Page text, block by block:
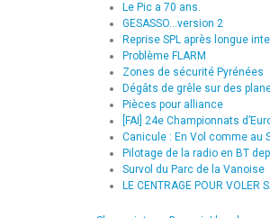
Le Pic a 70 ans.
GESASSO...version 2
Reprise SPL après longue
Problème FLARM
Zones de sécurité Pyrénées
Dégâts de grêle sur des
Pièces pour alliance
[FAI] 24e Championnats
Canicule : En Vol comme au
Pilotage de la radio en BT
Survol du Parc de la Vanoise
LE CENTRAGE POUR